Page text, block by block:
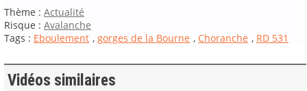
Thème : Actualité
Risque : Avalanche
Tags : Eboulement , gorges de la Bourne , Choranche , RD 531
Vidéos similaires